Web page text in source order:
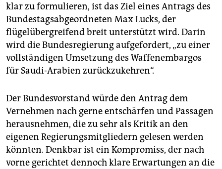
klar zu formulieren, ist das Ziel eines Antrags des
Bundestagsabgeordneten Max Lucks, der
flügelübergreifend breit unterstützt wird. Darin
wird die Bundesregierung aufgefordert, „zu einer
vollständigen Umsetzung des Waffenembargos
für Saudi-Arabien zurückzukehren“.
Der Bundesvorstand würde den Antrag dem
Vernehmen nach gerne entschärfen und Passagen
herausnehmen, die zu sehr als Kritik an den
eigenen Regierungsmitgliedern gelesen werden
könnten. Denkbar ist ein Kompromiss, der nach
vorne gerichtet dennoch klare Erwartungen an die